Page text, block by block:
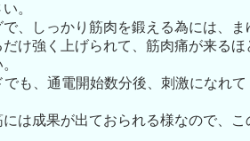
。
、しっかり筋肉を鍛える為には、
け強く上げられて、筋肉痛が来る
でも、通電開始数分後、刺激になれ
は成果が出ておられる様なので、